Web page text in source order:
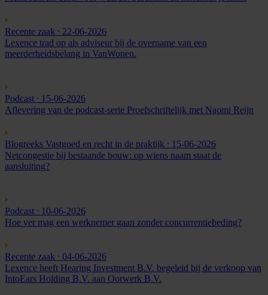
Recente zaak ⸱ 22-06-2026
Lexence trad op als adviseur bij de overname van een
meerderheidsbelang in VanWonen.
Podcast ⸱ 15-06-2026
Aflevering van de podcast-serie Proefschriftelijk met Naomi Reijn
Blogreeks Vastgoed en recht in de praktijk ⸱ 15-06-2026
Netcongestie bij bestaande bouw: op wiens naam staat de
aansluiting?
Podcast ⸱ 10-06-2026
Hoe ver mag een werknemer gaan zonder concurrentiebeding?
Recente zaak ⸱ 04-06-2026
Lexence heeft Hearing Investment B.V. begeleid bij de verkoop van
IntoEars Holding B.V. aan Oorwerk B.V.